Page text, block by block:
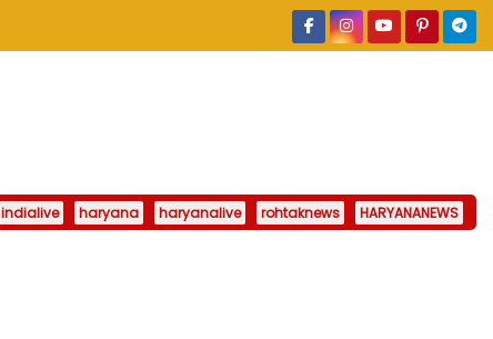
indialive haryana haryanalive rohtaknews HARYANANEWS